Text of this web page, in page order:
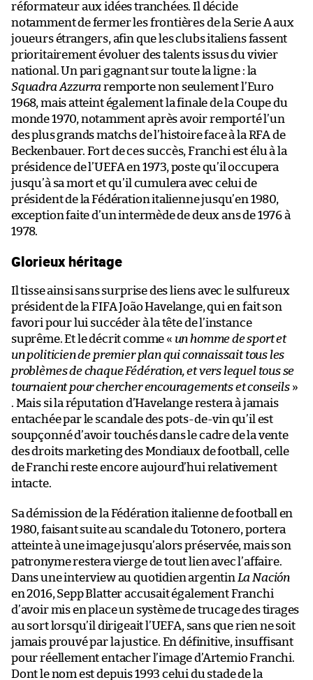
réformateur aux idées tranchées. Il décide
notamment de fermer les frontières de la Serie A aux
joueurs étrangers, afin que les clubs italiens fassent
prioritairement évoluer des talents issus du vivier
national. Un pari gagnant sur toute la ligne : la
Squadra Azzurra remporte non seulement l’Euro
1968, mais atteint également la finale de la Coupe du
monde 1970, notamment après avoir remporté l’un
des plus grands matchs de l’histoire face à la RFA de
Beckenbauer. Fort de ces succès, Franchi est élu à la
présidence de l’UEFA en 1973, poste qu’il occupera
jusqu’à sa mort et qu’il cumulera avec celui de
président de la Fédération italienne jusqu’en 1980,
exception faite d’un intermède de deux ans de 1976 à
1978.
Glorieux héritage
Il tisse ainsi sans surprise des liens avec le sulfureux
président de la FIFA João Havelange, qui en fait son
favori pour lui succéder à la tête de l’instance
suprême. Et le décrit comme « un homme de sport et
un politicien de premier plan qui connaissait tous les
problèmes de chaque Fédération, et vers lequel tous se
tournaient pour chercher encouragements et conseils»
. Mais si la réputation d’Havelange restera à jamais
entachée par le scandale des pots-de-vin qu’il est
soupçonné d’avoir touchés dans le cadre de la vente
des droits marketing des Mondiaux de football, celle
de Franchi reste encore aujourd’hui relativement
intacte.
Sa démission de la Fédération italienne de football en
1980, faisant suite au scandale du Totonero, portera
atteinte à une image jusqu’alors préservée, mais son
patronyme restera vierge de tout lien avec l’affaire.
Dans une interview au quotidien argentin La Nación
en 2016, Sepp Blatter accusait également Franchi
d’avoir mis en place un système de trucage des tirages
au sort lorsqu’il dirigeait l’UEFA, sans que rien ne soit
jamais prouvé par la justice. En définitive, insuffisant
pour réellement entacher l’image d’Artemio Franchi.
Dont le nom est depuis 1993 celui du stade de la